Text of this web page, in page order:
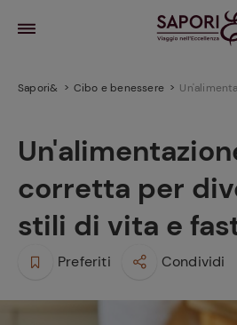
Sapori& Cibo e benessere
corretta per
stili di vita e
Preferiti Condividi